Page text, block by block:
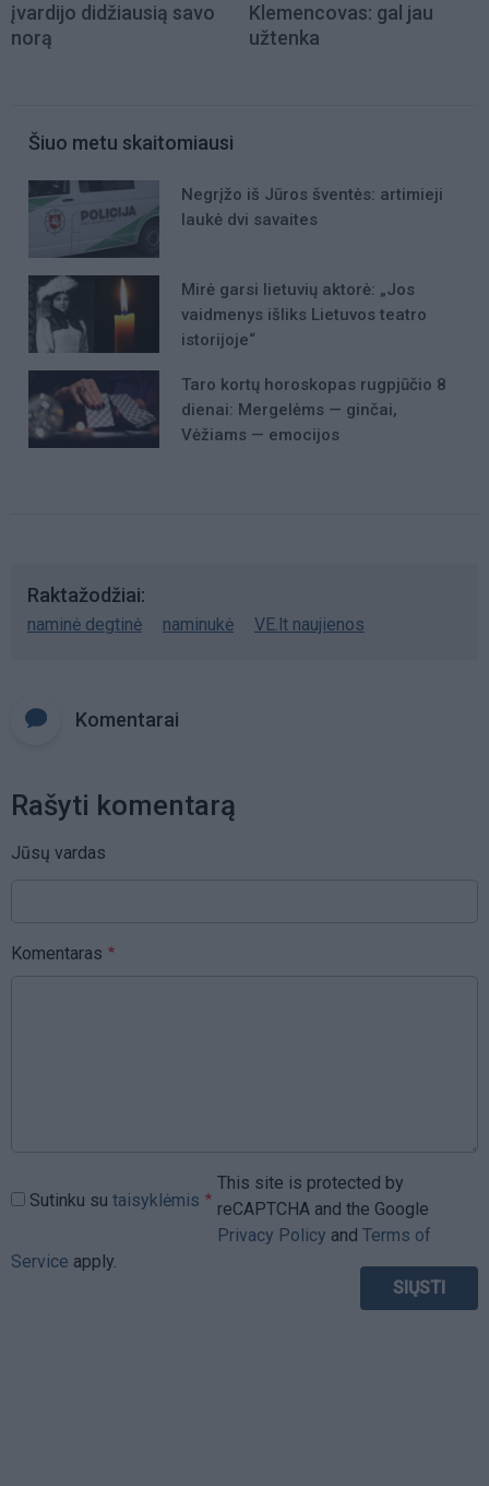
įvardijo didžiausią savo
norą
Klemencovas: gal jau
užtenka
Šiuo metu skaitomiausi
Negrįžo iš Jūros šventės: artimieji
laukė dvi savaites
Mirė garsi lietuvių aktorė: „Jos
vaidmenys išliks Lietuvos teatro
istorijoje“
Taro kortų horoskopas rugpjūčio 8
dienai: Mergelėms — ginčai,
Vėžiams — emocijos
Raktažodžiai
naminė degtinė naminukė VE.lt naujienos
Komentarai
Rašyti komentarą
Jūsų vardas
Komentaras
Sutinku su taisyklėmis
This site is protected by
reCAPTCHA and the Google
Privacy Policy and Terms of
Service apply.